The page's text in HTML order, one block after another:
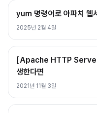
yum 명령어로 아파치 웹
2025년 2월 4일
[Apache HTTP
생한다면
2021년 11월 3일